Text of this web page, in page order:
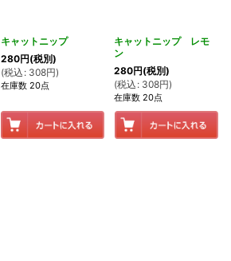
キャットニップ
280円(税別)
(税込 : 308円)
在庫数 20点
キャットニップ レモ
ン
280円(税別)
(税込 : 308円)
在庫数 20点